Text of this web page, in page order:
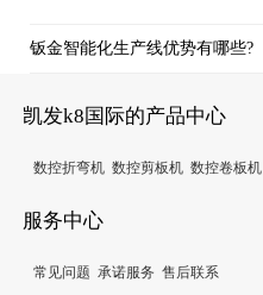
钣金智能化生产线优势有哪些?
凯发k8国际的产品中心
数控折弯机 数控剪板机 数控卷板机
服务中心
常见问题 承诺服务 售后联系